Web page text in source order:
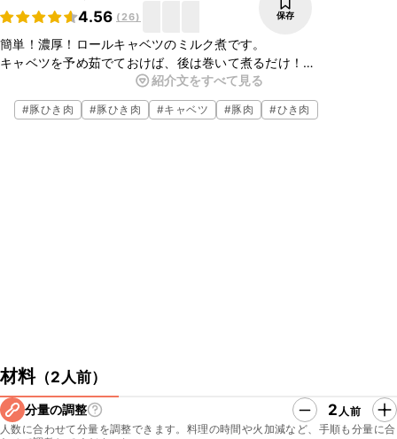
4.56 (26) 保存
簡単！濃厚！ロールキャベツのミルク煮です。
キャベツを予め茹でておけば、後は巻いて煮るだけ！
豚肉のお出汁が効いたミルクスープが身体を温め、最後まで美味しく
召し上がれます。
昼食や夕食に、是非お試し下さい。
紹介文をすべて見る
#豚ひき肉 #豚ひき肉 #キャベツ #豚肉 #ひき肉
材料（2人前）
分量の調整 2 人前
人数に合わせて分量を調整できます。料理の時間や火加減など、手順も分量に合